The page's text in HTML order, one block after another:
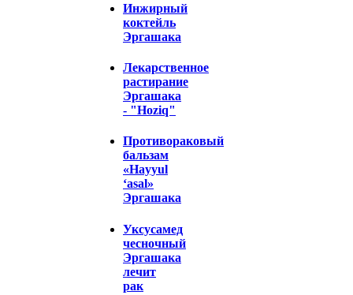
Инжирный
коктейль
Эргашака
Лекарственное
растирание
Эргашака
- "Hoziq"
Противораковый
бальзам
«Hayyul
‘asal»
Эргашака
Уксусамед
чесночный
Эргашака
лечит
рак